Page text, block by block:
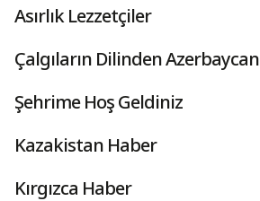
Asırlık Lezzetçiler
Çalgıların Dilinden Azerbaycan
Şehrime Hoş Geldiniz
Kazakistan Haber
Kırgızca Haber